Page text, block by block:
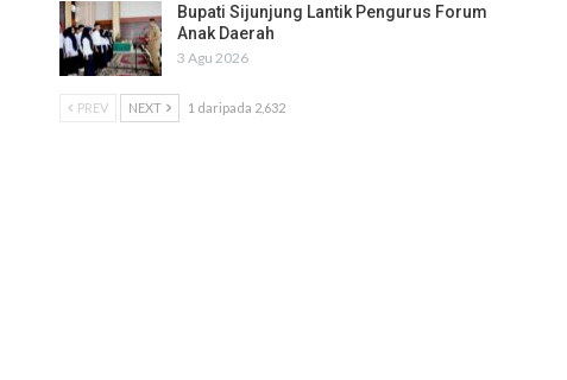
Bupati Sijunjung Lantik Pengurus Forum
Anak Daerah
3 Agu 2026
PREV NEXT 1 daripada 2,632